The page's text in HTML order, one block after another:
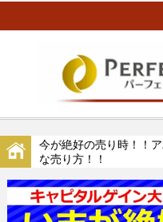
今が絶好の売り時！！
な売り方！！